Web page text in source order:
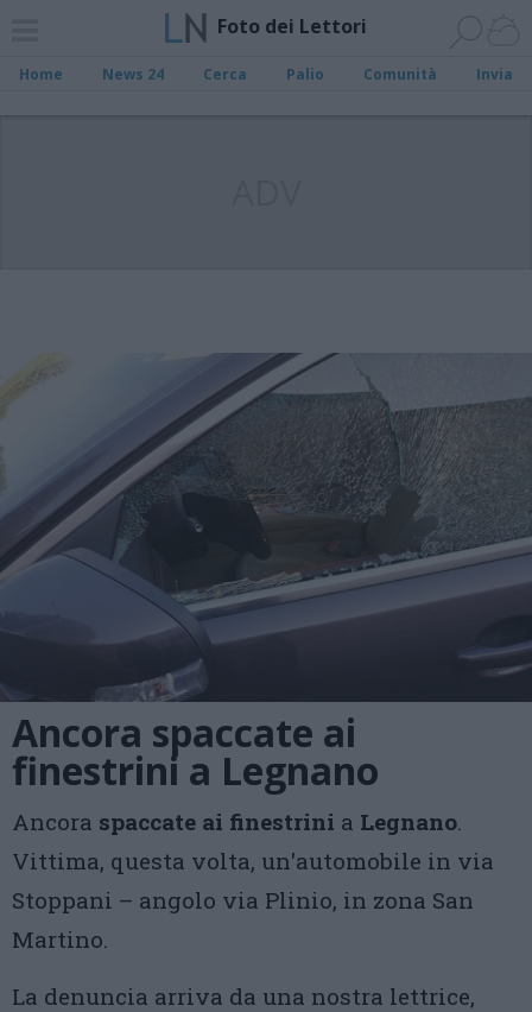
Foto dei Lettori
Home News 24 Cerca Palio Comunità Invia
Ancora spaccate ai
finestrini a Legnano
Ancora spaccate ai finestrini a Legnano.
Vittima, questa volta, un'automobile in via
Stoppani – angolo via Plinio, in zona San
Martino.
La denuncia arriva da una nostra lettrice,